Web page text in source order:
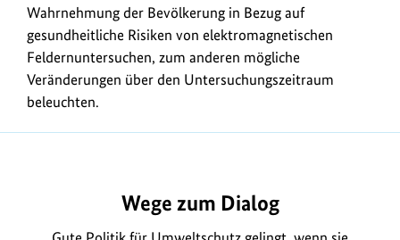
Wahrnehmung der Bevölkerung in Bezug auf
gesundheitliche Risiken von elektromagnetischen
Feldernuntersuchen, zum anderen mögliche
Veränderungen über den Untersuchungszeitraum
beleuchten.
Wege zum Dialog